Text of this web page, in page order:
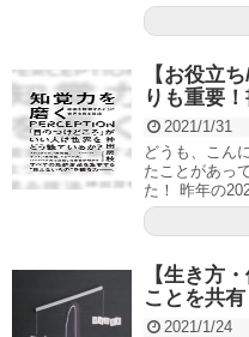
【お役立
りも重要
2021/1/31
どうも、こん
たことがあっ
た！ 昨年の
【生き方
ことを共有
2021/1/24